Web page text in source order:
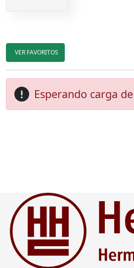
VER FAVORITOS
Esperando carga